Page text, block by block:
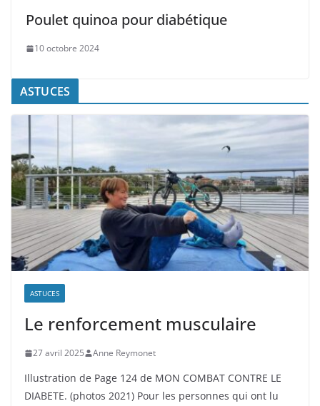
Poulet quinoa pour diabétique
10 octobre 2024
ASTUCES
ASTUCES
Le renforcement musculaire
27 avril 2025 Anne Reymonet
Illustration de Page 124 de MON COMBAT CONTRE LE
DIABETE. (photos 2021) Pour les personnes qui ont lu